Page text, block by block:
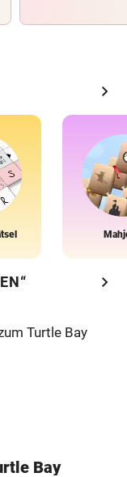
chevron_right
chevron_right
Bay